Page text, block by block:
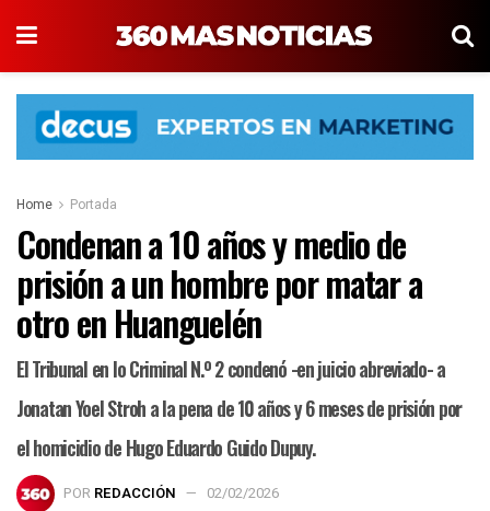
Home Portada
Condenan a 10 años y medio de
prisión a un hombre por matar a
otro en Huanguelén
El Tribunal en lo Criminal N.º 2 condenó -en juicio abreviado- a
Jonatan Yoel Stroh a la pena de 10 años y 6 meses de prisión por
el homicidio de Hugo Eduardo Guido Dupuy.
POR REDACCIÓN 02/02/2026